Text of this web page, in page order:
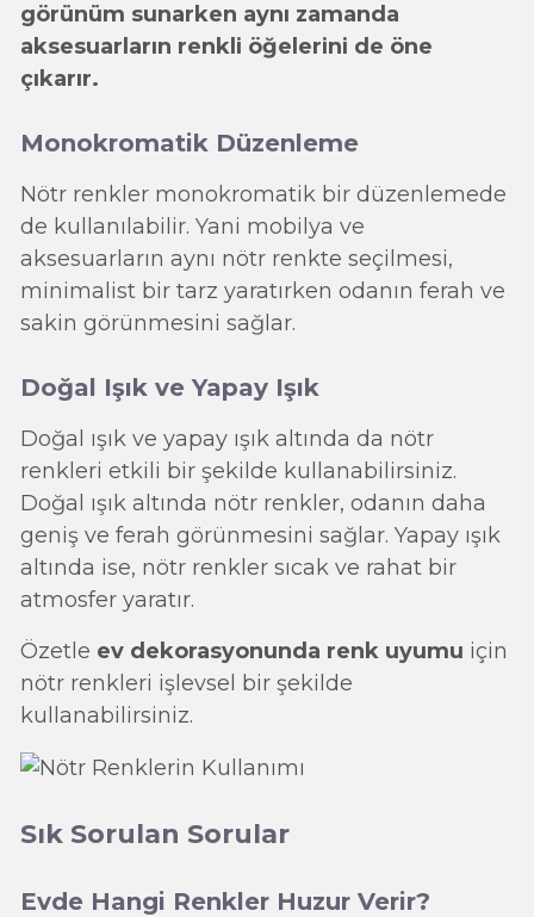
görünüm sunarken aynı zamanda
aksesuarların renkli öğelerini de öne
çıkarır.
Monokromatik Düzenleme
Nötr renkler monokromatik bir düzenlemede
de kullanılabilir. Yani mobilya ve
aksesuarların aynı nötr renkte seçilmesi,
minimalist bir tarz yaratırken odanın ferah ve
sakin görünmesini sağlar.
Doğal Işık ve Yapay Işık
Doğal ışık ve yapay ışık altında da nötr
renkleri etkili bir şekilde kullanabilirsiniz.
Doğal ışık altında nötr renkler, odanın daha
geniş ve ferah görünmesini sağlar. Yapay ışık
altında ise, nötr renkler sıcak ve rahat bir
atmosfer yaratır.
Özetle ev dekorasyonunda renk uyumu için
nötr renkleri işlevsel bir şekilde
kullanabilirsiniz.
Sık Sorulan Sorular
Evde Hangi Renkler Huzur Verir?